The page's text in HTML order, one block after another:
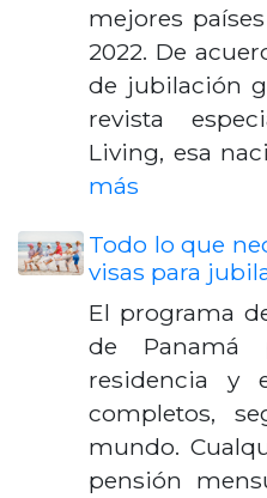
mejores
2022. De
de jubilación
revista
Living, esa
más
Todo lo que
visas para
El programa
de Panamá
residencia y
completos,
mundo.
pensión